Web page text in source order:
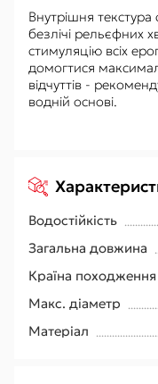
Внутрішня текстура
безлічі рельєфних
стимуляцію всіх
домогтися
відчуттів -
водній основі.
Водостійкість
Загальна довжина
Країна походження
Макс. діаметр
Матеріал